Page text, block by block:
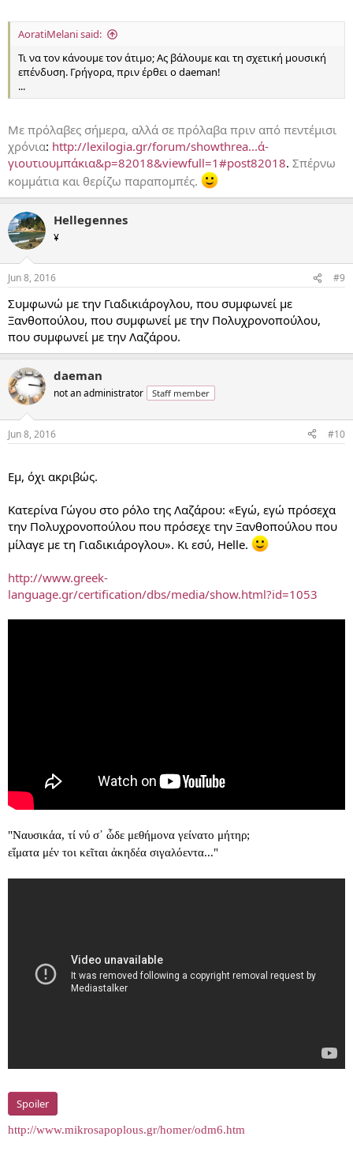
AoratiMelani said:
Τι να τον κάνουμε τον άτιμο; Ας βάλουμε και τη σχετική μουσική
επένδυση. Γρήγορα, πριν έρθει ο daeman!
...
Με πρόλαβες σήμερα, αλλά σε πρόλαβα πριν από πεντέμισι
χρόνια: http://lexilogia.gr/forum/showthrea...ά-
γιουτιουμπάκια&p=82018&viewfull=1#post82018. Σπέρνω
κομμάτια και θερίζω παραπομπές.
Hellegennes
¥
Jun 8, 2016 #9
Συμφωνώ με την Γιαδικιάρογλου, που συμφωνεί με
Ξανθοπούλου, που συμφωνεί με την Πολυχρονοπούλου,
που συμφωνεί με την Λαζάρου.
daeman
not an administrator Staff member
Jun 8, 2016 #10
Εμ, όχι ακριβώς.
Κατερίνα Γώγου στο ρόλο της Λαζάρου: «Εγώ, εγώ πρόσεχα
την Πολυχρονοπούλου που πρόσεχε την Ξανθοπούλου που
μίλαγε με τη Γιαδικιάρογλου». Κι εσύ, Helle.
http://www.greek-
language.gr/certification/dbs/media/show.html?id=1053
"Ναυσικάα, τί νύ σ᾽ ὧδε μεθήμονα γείνατο μήτηρ;
εἵματα μέν τοι κεῖται ἀκηδέα σιγαλόεντα..."
Spoiler
http://www.mikrosapoplous.gr/homer/odm6.htm